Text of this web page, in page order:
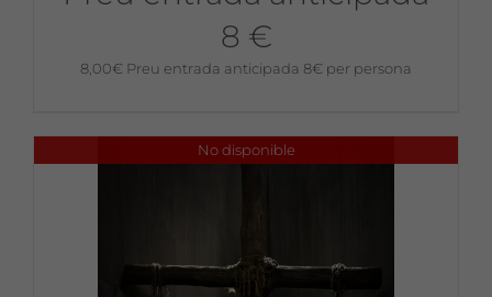
8 €
8,00€ Preu entrada anticipada 8€ per persona
No disponible